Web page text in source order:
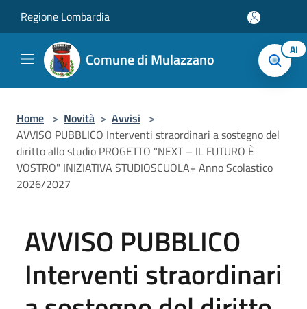
Regione Lombardia
Comune di Mulazzano AI
Home > Novità > Avvisi >
AVVISO PUBBLICO Interventi straordinari a sostegno del
diritto allo studio PROGETTO "NEXT – IL FUTURO È
VOSTRO" INIZIATIVA STUDIOSCUOLA+ Anno Scolastico
2026/2027
AVVISO PUBBLICO
Interventi straordinari